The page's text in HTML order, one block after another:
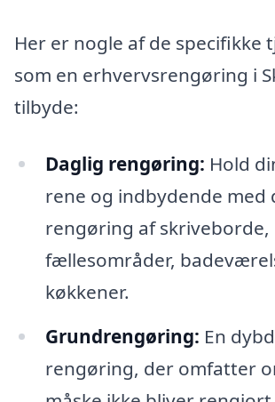
Her er nogle af de specifikke
som en erhvervsrengøring i
tilbyde:
Daglig rengøring: Hold
rene og indbydende med
rengøring af skriveborde,
fællesområder,
køkkener.
Grundrengøring: En
rengøring, der omfatter